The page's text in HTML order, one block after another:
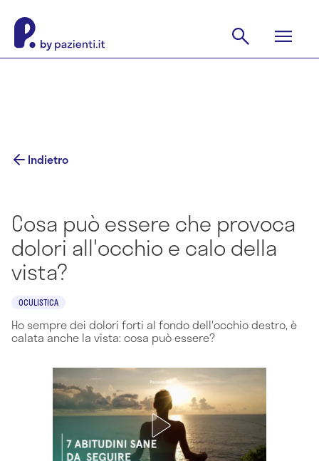
Indietro
Cosa può essere che provoca
dolori all'occhio e calo della
vista?
OCULISTICA
Ho sempre dei dolori forti al fondo dell'occhio destro, è
calata anche la vista: cosa può essere?